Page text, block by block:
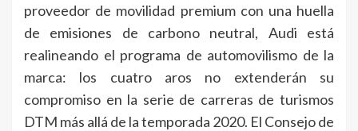
proveedor de movilidad premium con una huella
de emisiones de carbono neutral, Audi está
realineando el programa de automovilismo de la
marca: los cuatro aros no extenderán su
compromiso en la serie de carreras de turismos
DTM más allá de la temporada 2020. El Consejo de